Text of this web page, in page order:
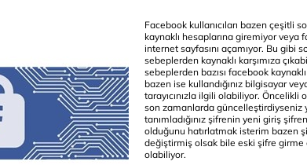
Facebook kullanıcıları bazen çeşitli
kaynaklı hesaplarına giremiyor veya
internet sayfasını açamıyor. Bu gibi
sebeplerden kaynaklı karşımıza
sebeplerden bazısı facebook
bazen ise kullandığınız bilgisayar
tarayıcınızla ilgili olabiliyor. Öncelikli
son zamanlarda güncelleştirdiyseniz
tanımladığınız şifrenin yeni giriş
olduğunu hatırlatmak isterim bazen
değiştirmiş olsak bile eski şifre girme
olabiliyor.